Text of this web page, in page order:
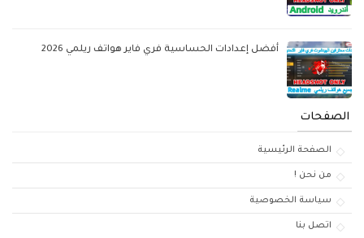
أفضل إعدادات الحساسية فري فاير هواتف ريلمي 2026
الصفحات
الصفحة الرئيسية
من نحن !
سياسة الخصوصية
اتصل بنا